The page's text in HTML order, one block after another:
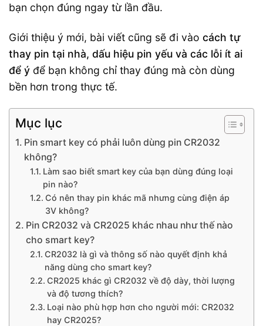
bạn chọn đúng ngay từ lần đầu.
Giới thiệu ý mới, bài viết cũng sẽ đi vào cách tự
thay pin tại nhà, dấu hiệu pin yếu và các lỗi ít ai
để ý để bạn không chỉ thay đúng mà còn dùng
bền hơn trong thực tế.
Mục lục
Pin smart key có phải luôn dùng pin CR2032
không?
Làm sao biết smart key của bạn dùng đúng loại
pin nào?
Có nên thay pin khác mã nhưng cùng điện áp
3V không?
Pin CR2032 và CR2025 khác nhau như thế nào
cho smart key?
CR2032 là gì và thông số nào quyết định khả
năng dùng cho smart key?
CR2025 khác gì CR2032 về độ dày, thời lượng
và độ tương thích?
Loại nào phù hợp hơn cho người mới: CR2032
hay CR2025?